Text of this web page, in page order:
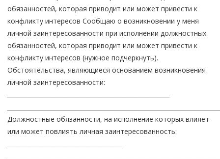
обязанностей, которая приводит или может привести к
конфликту интересов Сообщаю о возникновении у меня
личной заинтересованности при исполнении должностных
обязанностей, которая приводит или может привести к
конфликту интересов (нужное подчеркнуть).
Обстоятельства, являющиеся основанием возникновения
личной заинтересованности:
Должностные обязанности, на исполнение которых влияет
или может повлиять личная заинтересованность: